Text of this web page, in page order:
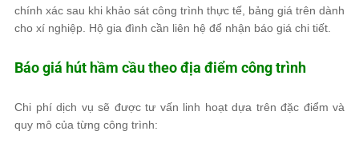
chính xác sau khi khảo sát công trình thực tế, bảng giá trên dành
cho xí nghiệp. Hộ gia đình cần liên hệ để nhận báo giá chi tiết.
Báo giá hút hầm cầu theo địa điểm công trình
Chi phí dịch vụ sẽ được tư vấn linh hoạt dựa trên đặc điểm và
quy mô của từng công trình: